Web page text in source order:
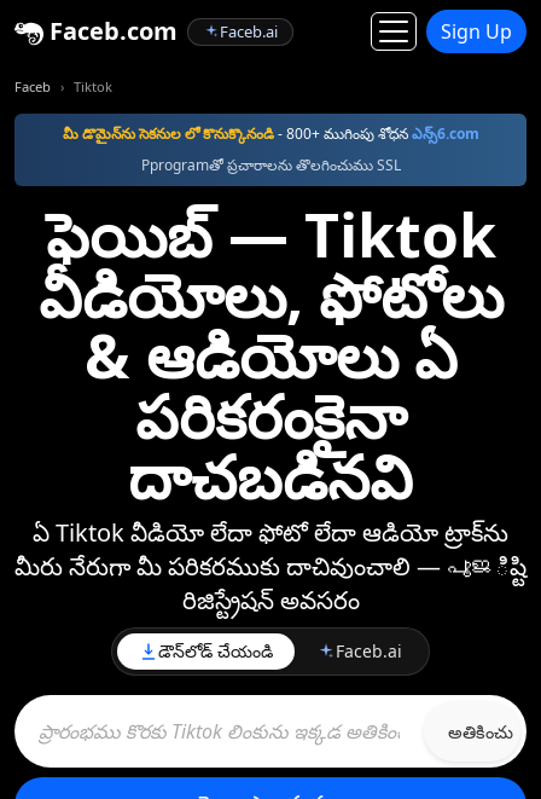
Faceb.com Faceb.ai Sign Up
Faceb Tiktok
మీ డొమైన్‌ను సెకనుల లో కొనుక్కొనండి- 800+ ముగింపు శోధనఎన్స్6.com
Pprogramతో ప్రచారాలను తొలగించుము SSL
ఫెయిబ్‌ —⁠ Tiktok
వీడియోలు, ఫోటోలు
& ఆడియోలు ఏ
పరికరంకైనా
దాచబడినవి
ఏ Tiktok వీడియో లేదా ఫోటో లేదా ఆడియో ట్రాక్‌ను
మీరు నేరుగా మీ పరికరముకు దాచివుంచాలి —⁠ പൂജిష్టి
రిజిస్ట్రేషన్ అవసరం
డౌన్‌లోడ్ చేయండి Faceb.ai
అతికించు